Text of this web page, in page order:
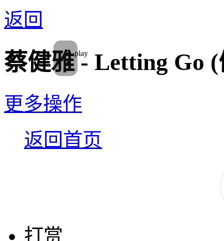
返回
蔡健雅 - Letting Go
更多操作
返回首页
打赏
play